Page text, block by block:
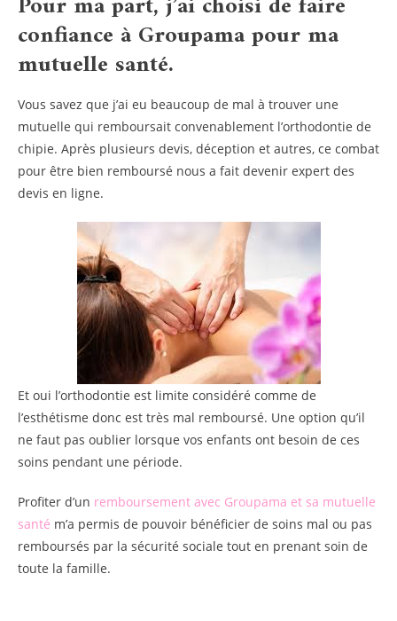
confiance à Groupama pour ma
mutuelle santé.
Vous savez que j’ai eu beaucoup de mal à trouver une
mutuelle qui remboursait convenablement l’orthodontie de
chipie. Après plusieurs devis, déception et autres, ce combat
pour être bien remboursé nous a fait devenir expert des
devis en ligne.
Et oui l’orthodontie est limite considéré comme de
l’esthétisme donc est très mal remboursé. Une option qu’il
ne faut pas oublier lorsque vos enfants ont besoin de ces
soins pendant une période.
Profiter d’un remboursement avec Groupama et sa mutuelle
santé m’a permis de pouvoir bénéficier de soins mal ou pas
remboursés par la sécurité sociale tout en prenant soin de
toute la famille.